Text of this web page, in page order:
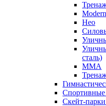
Modern
Нео
сталь)
ММА
Спортивные
Скейт-парки